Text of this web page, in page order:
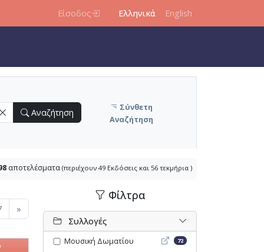
Είσοδος Ελληνικά English
Αναζήτηση
Σύνθετη
Αναζήτηση
αποτελέσματα (περιέχουν 49 Εκδόσεις και 56 τεκμήρια )
»
Φίλτρα
Συλλογές
Μουσική Δωματίου Μουσική Δωματίου - Opac
72